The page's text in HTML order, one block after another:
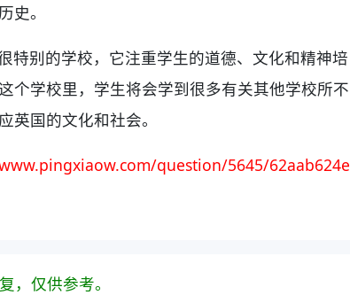
史。
特别的学校，它注重学生的道德、文化和精神培
个学校里，学生将会学到很多有关其他学校所不
英国的文化和社会。
question/5645/62aab624e
，仅供参考。